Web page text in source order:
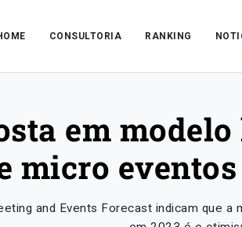
CONSULTORIA RANKING
em
micro
and Events Forecast indicam que